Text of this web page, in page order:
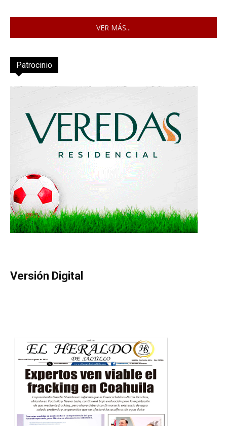
VER MÁS...
Patrocinio
Versión Digital